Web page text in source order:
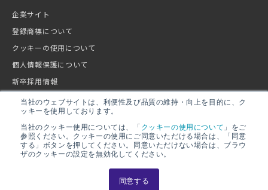
当社のウェブサイトは、利便性及び品質の維持・向上を目的に、ク
ッキーを使用しております。
当社のクッキー使用については、「クッキーの使用について 」をご
参照ください。クッキーの使用にご同意いただける場合は、「同意
する」ボタンを押してください。同意いただけない場合は、ブラウ
ザのクッキーの設定を無効化してください。
同意する
企業サイト
登録商標について
クッキーの使用について
個人情報保護について
新卒採用情報
キャリア採用情報